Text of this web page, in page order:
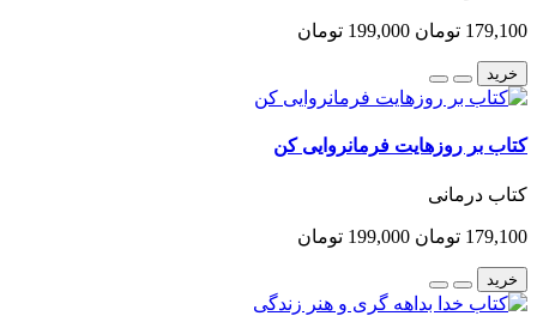
179,100 تومان 199,000 تومان
خرید
کتاب بر روزهایت فرمانروایی کن
کتاب درمانی
179,100 تومان 199,000 تومان
خرید